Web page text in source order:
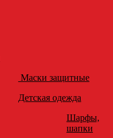
Маски защитные
Детская одежда
Шарфы,
шапки